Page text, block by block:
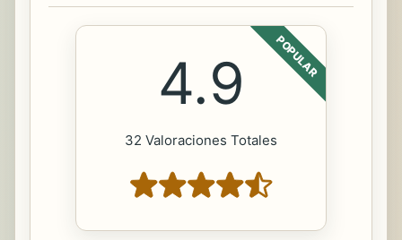
POPULAR
4.9
32 Valoraciones Totales